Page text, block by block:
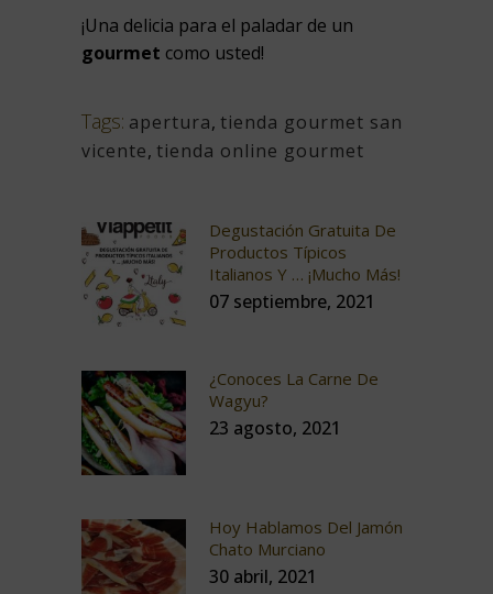
¡Una delicia para el paladar de un
gourmet como usted!
Tags: apertura, tienda gourmet san
vicente, tienda online gourmet
Degustación Gratuita De
Productos Típicos
Italianos Y … ¡mucho Más!
07 septiembre, 2021
¿Conoces La Carne De
Wagyu?
23 agosto, 2021
Hoy Hablamos Del Jamón
Chato Murciano
30 abril, 2021